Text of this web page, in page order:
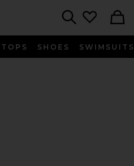
TOPS SHOES SWIMSUITS